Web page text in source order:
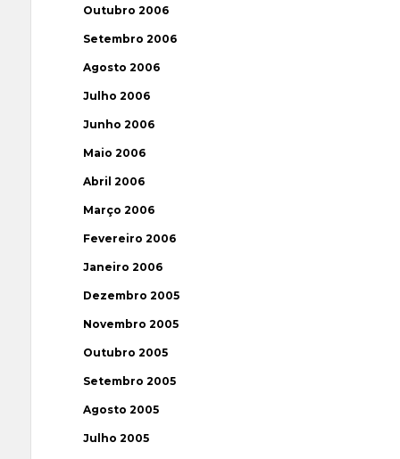
Outubro 2006
Setembro 2006
Agosto 2006
Julho 2006
Junho 2006
Maio 2006
Abril 2006
Março 2006
Fevereiro 2006
Janeiro 2006
Dezembro 2005
Novembro 2005
Outubro 2005
Setembro 2005
Agosto 2005
Julho 2005